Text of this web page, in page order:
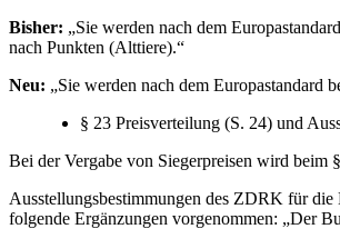
Bisher: „Sie werden nach dem
nach Punkten (Alttiere).“
Neu: „Sie werden nach dem Europastandard
§ 23 Preisverteilung (S. 24) und
Bei der Vergabe von Siegerpreisen wird beim
Ausstellungsbestimmungen des ZDRK für die
folgende Ergänzungen vorgenommen: „Der